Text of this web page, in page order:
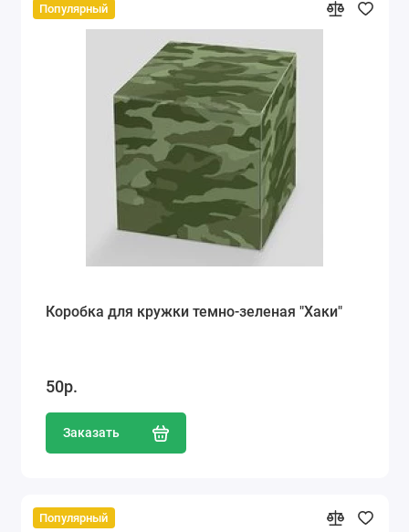
Популярный
Коробка для кружки темно-зеленая "Хаки"
50р.
Заказать
Популярный